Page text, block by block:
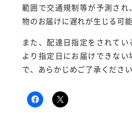
範囲で交通規制等が予測さ
物のお届けに遅れが生じる可
また、配達日指定をされて
より指定日にお届けできな
で、あらかじめご了承ください